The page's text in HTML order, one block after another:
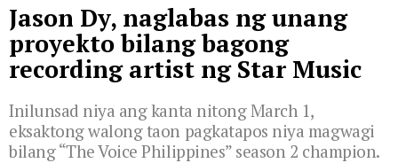
Jason Dy, naglabas ng unang
proyekto bilang bagong
recording artist ng Star Music
Inilunsad niya ang kanta nitong March 1,
eksaktong walong taon pagkatapos niya magwagi
bilang “The Voice Philippines” season 2 champion.